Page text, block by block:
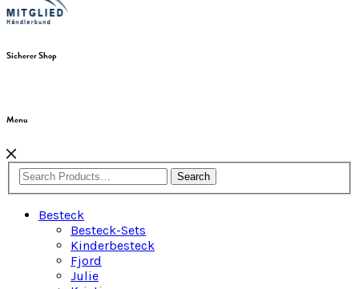
Sicherer Shop
Menu
Search
Besteck
Besteck-Sets
Kinderbesteck
Fjord
Julie